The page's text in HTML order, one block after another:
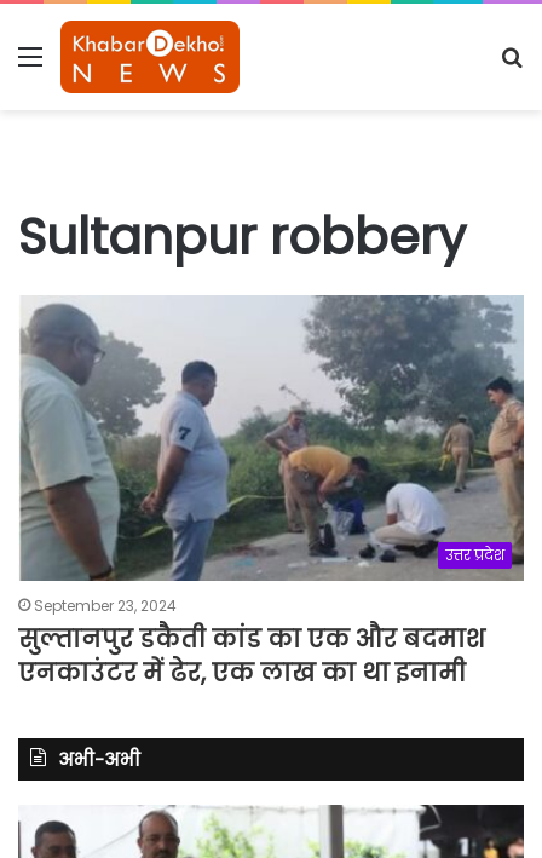
Menu
Sultanpur robbery
उत्तर प्रदेश
September 23, 2024
सुल्तानपुर डकैती कांड का एक और बदमाश
एनकाउंटर में ढेर, एक लाख का था इनामी
अभी-अभी